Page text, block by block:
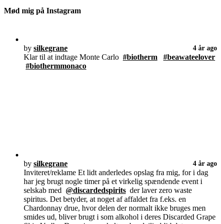
Mød mig på Instagram
by silkegrane 4 år ago
Klar til at indtage Monte Carlo #biotherm
#beawateelover
#biothermmonaco
by silkegrane 4 år ago
Inviteret/reklame Et lidt anderledes opslag fra mig, for i dag
har jeg brugt nogle timer på et virkelig spændende event i
selskab med @discardedspirits der laver zero waste
spiritus. Det betyder, at noget af affaldet fra f.eks. en
Chardonnay drue, hvor delen der normalt ikke bruges men
smides ud, bliver brugt i som alkohol i deres Discarded Grape